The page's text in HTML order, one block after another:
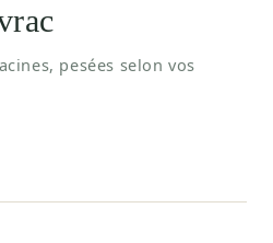
pesées selon vos